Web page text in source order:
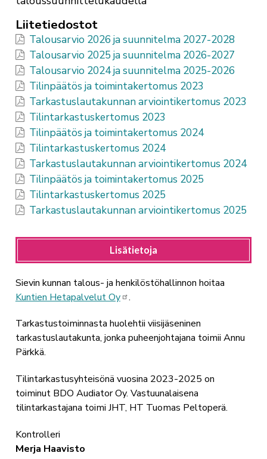
Liitetiedostot
Talousarvio 2026 ja suunnitelma 2027-2028
Talousarvio 2025 ja suunnitelma 2026-2027
Talousarvio 2024 ja suunnitelma 2025-2026
Tilinpäätös ja toimintakertomus 2023
Tarkastuslautakunnan arviointikertomus 2023
Tilintarkastuskertomus 2023
Tilinpäätös ja toimintakertomus 2024
Tilintarkastuskertomus 2024
Tarkastuslautakunnan arviointikertomus 2024
Tilinpäätös ja toimintakertomus 2025
Tilintarkastuskertomus 2025
Tarkastuslautakunnan arviointikertomus 2025
Lisätietoja
Sievin kunnan talous- ja henkilöstöhallinnon hoitaa
Kuntien Hetapalvelut Oy
.
Tarkastustoiminnasta huolehtii viisijäseninen
tarkastuslautakunta, jonka puheenjohtajana toimii Annu
Pärkkä.
Tilintarkastusyhteisönä vuosina 2023-2025 on
toiminut BDO Audiator Oy. Vastuunalaisena
tilintarkastajana toimi JHT, HT Tuomas Peltoperä.
Kontrolleri
Merja Haavisto